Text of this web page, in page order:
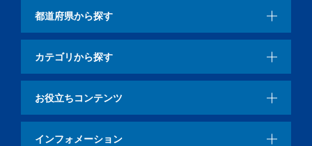
都道府県から探す
カテゴリから探す
お役立ちコンテンツ
インフォメーション